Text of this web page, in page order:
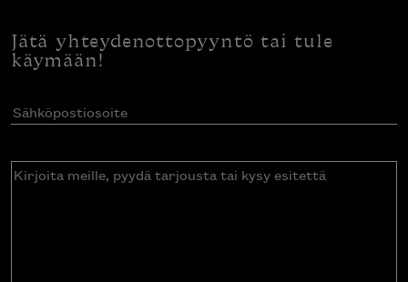
Jätä yhteydenottopyyntö tai tule
käymään!
Sähköpostiosoite(Pakollinen)
Kirjoita